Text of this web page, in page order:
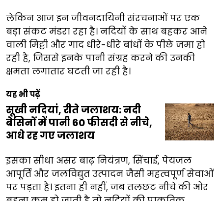
लेकिन आज इन जीवनदायिनी संरचनाओं पर एक
बड़ा संकट मंडरा रहा है। नदियों के साथ बहकर आने
वाली मिट्टी और गाद धीरे-धीरे बांधों के पीछे जमा हो
रही है, जिससे इनके पानी संग्रह करने की उनकी
क्षमता लगातार घटती जा रही है।
यह भी पढ़ें
सूखी नदियां, रीते जलाशय: नदी
बेसिनों में पानी 60 फीसदी से नीचे,
आधे रह गए जलाशय
इसका सीधा असर बाढ़ नियंत्रण, सिंचाई, पेयजल
आपूर्ति और जलविद्युत उत्पादन जैसी महत्वपूर्ण सेवाओं
पर पड़ता है। इतना ही नहीं, जब तलछट नीचे की ओर